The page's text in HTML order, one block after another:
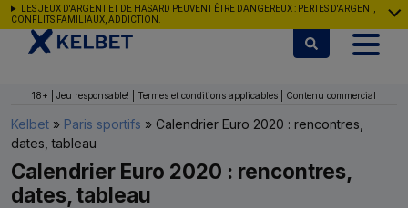
Aller au contenu
LES JEUX D'ARGENT ET DE HASARD PEUVENT ÊTRE DANGEREUX : PERTES D'ARGENT,
CONFLITS FAMILIAUX, ADDICTION.
18+ | Jeu responsable! | Termes et conditions applicables | Contenu commercial
Kelbet » Paris sportifs » Calendrier Euro 2020 : rencontres,
dates, tableau
Calendrier Euro 2020 : rencontres,
dates, tableau